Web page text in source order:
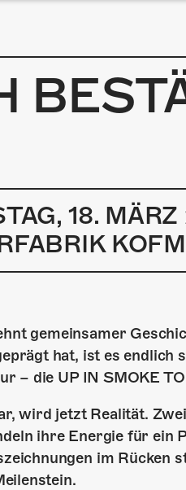
18.
gemeinsamer
hat, ist es
– die UP IN SMOKE
wird jetzt Realität.
ihre Energie für
im Rücken